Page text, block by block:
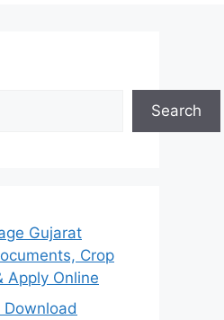
Search
Gujarat
Crop
Apply Online
Download